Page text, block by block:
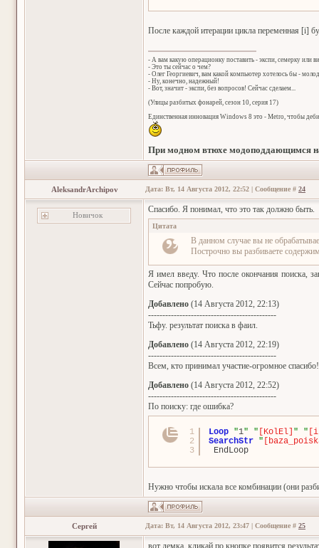
После каждой итерации цикла переменная [i]
- А вам какую операционку поставить - экспи, семерку или
- Это ты сейчас о чем?
- Олег Георгиевич, вам какой компьютер хотелось бы -
- Ну, конечно, надежный!
- Вот, значит - экспи, без вопросов! Сейчас сделаем...
(Улицы разбитых фонарей, сезон 10, серия 17)
Единственная инновация Windows 8 это - Metro, чтобы
При модном втюхе модоподдающимся
AleksandrArchipov Дата: Вт, 14 Августа 2012, 22:52 | Сообщение # 24
Новичок
Спасибо. Я понимал, что это так должно быть.
Цитата
В данном случае вы не
Построчно вы разбиваете
Я имел введу. Что после окончания поиска,
Сейчас попробую.
Добавлено (14 Августа 2012, 22:13)
---------------------------------------------
Тьфу. результат поиска в фаил.
Добавлено (14 Августа 2012, 22:19)
---------------------------------------------
Всем, кто принимал участие-огромное
Добавлено (14 Августа 2012, 22:52)
---------------------------------------------
По поиску: где ошибка?
1
2
3
Loop "1" " [KolEl] " "
SearchStr "
EndLoop
Нужно чтобы искала все комбинации (они
Сергей Дата: Вт, 14 Августа 2012, 23:47 | Сообщение # 25
вот демка, кликай по кнопке появится